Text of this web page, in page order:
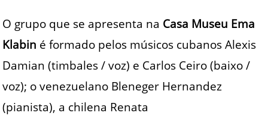
O grupo que se apresenta na Casa Museu Ema
Klabin é formado pelos músicos cubanos Alexis
Damian (timbales / voz) e Carlos Ceiro (baixo /
voz); o venezuelano Bleneger Hernandez
(pianista), a chilena Renata